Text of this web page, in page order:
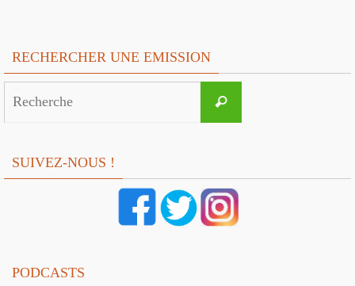
RECHERCHER UNE EMISSION
Recherche
SUIVEZ-NOUS !
PODCASTS